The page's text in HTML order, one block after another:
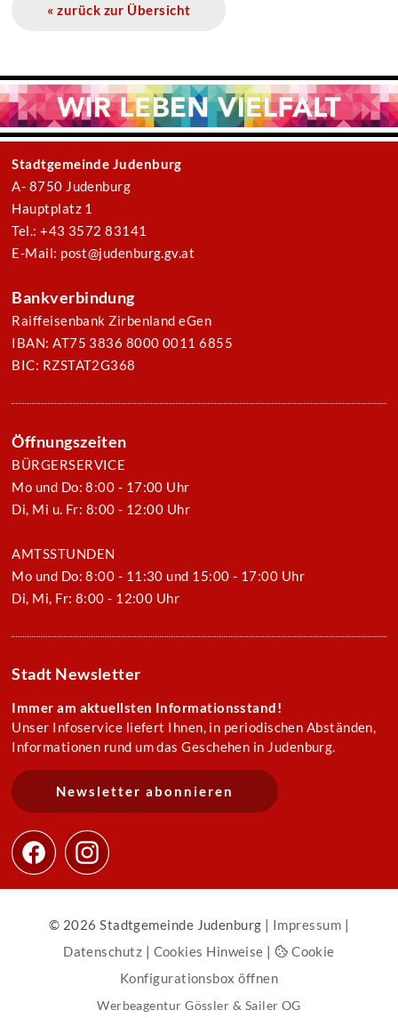
« zurück zur Übersicht
Stadtgemeinde Judenburg
A- 8750 Judenburg
Hauptplatz 1
Tel.: +43 3572 83141
E-Mail: post@judenburg.gv.at
Bankverbindung
Raiffeisenbank Zirbenland eGen
IBAN: AT75 3836 8000 0011 6855
BIC: RZSTAT2G368
Öffnungszeiten
BÜRGERSERVICE
Mo und Do: 8:00 - 17:00 Uhr
Di, Mi u. Fr: 8:00 - 12:00 Uhr
AMTSSTUNDEN
Mo und Do: 8:00 - 11:30 und 15:00 - 17:00 Uhr
Di, Mi, Fr: 8:00 - 12:00 Uhr
Stadt Newsletter
Immer am aktuellsten Informationsstand!
Unser Infoservice liefert Ihnen, in periodischen Abständen,
Informationen rund um das Geschehen in Judenburg.
Newsletter abonnieren
© 2026 Stadtgemeinde Judenburg | Impressum |
Datenschutz | Cookies Hinweise |
Cookie
Konfigurationsbox öffnen
Werbeagentur Gössler & Sailer OG